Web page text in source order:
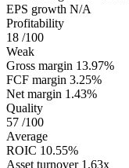
EPS growth N/A
Profitability
18 /100
Weak
Gross margin 13.97%
FCF margin 3.25%
Net margin 1.43%
Quality
57 /100
Average
ROIC 10.55%
Asset turnover 1.63x